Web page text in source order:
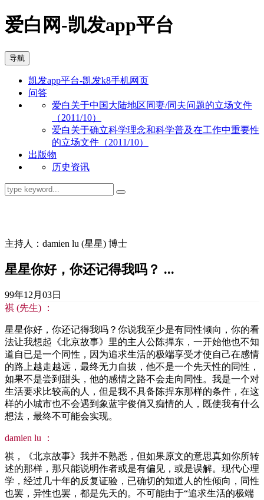
爱白网-凯发app平台
导航
凯发app平台-凯发k8手机网页
问答
爱白关于中国大陆地区同妻/同夫问题的立场文件
（2011/10）
爱白关于确立科学理念和科学普及在工作中重要性
的立场文件（2011/10）
出版物
历史资讯
主持人：damien lu (星星) 博士
星星你好，你还记得我吗？ ...
99年12月03日
祺 (先生) ：
星星你好，你还记得我吗？你说我至少是有同性倾向，你的看
法让我想起《北京故事》里的主人公陈捍东，一开始他也不知
道自已是一个同性，因为追求生活的极端享受才使自己在感情
的路上越走越远，最终无力自拔，他不是一个先天性的同性，
如果不是尝到甜头，他的感情之路不会走向同性。我是一个对
生活要求比较高的人，但是我不具备陈捍东那样的条件，在这
样的小城市也不会遇到象蓝宇俊俏又痴情的人，既使我有什么
想法，最终不可能会实现。
damien lu ：
祺，《北京故事》我并不熟悉，但如果原文的意思真如你所转
述的那样，那只能说明作者或是有偏见，或是误解。现代心理
学，经过几十年的反复证验，已确切的知道人的性倾向，同性
也罢，异性也罢，都是先天的。不可能由于“追求生活的极端